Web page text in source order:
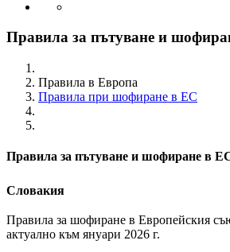
Правила за пътуване и
Правила в Европа
Правила при шофиране в ЕС
Правила за пътуване и шофиране в
Словакия
Правила за шофиране в Европейския
актуално към януари 2026 г.